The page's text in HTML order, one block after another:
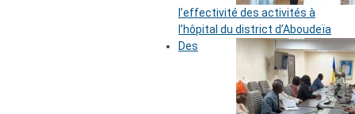
l’effectivité des activités à
l’hôpital du district d’Aboudeïa
Des